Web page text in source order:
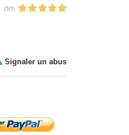
(5/5)
Signaler un abus